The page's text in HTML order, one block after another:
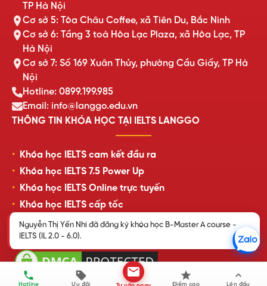
Hotline Ưu đãi Điểm cao Lên đầu
Nguyễn Thị Yến Nhi đã đăng ký khóa học B-Master A course -
IELTS (IL 2.0 - 6.0).
TP Hà Nội
Cơ sở 5: Tòa Châu Coffee, xã Tiên Du, Bắc Ninh
Cơ sở 6: Tầng 3 toà Hòa Lạc Plaza, xã Hòa Lạc, TP
Hà Nội
Cơ sở 7: Số 169 Xuân Thủy, phường Cầu Giấy, TP Hà
Nội
Hotline: 0899.199.985
Email: info@langgo.edu.vn
THÔNG TIN KHÓA HỌC TẠI IELTS LANGGO
Khóa học IELTS cam kết đầu ra
Khóa học IELTS 7.5 Power Up
Khóa học IELTS Online trực tuyến
Khóa học IELTS cấp tốc
Lịch khai giảng lớp học mới nhất
Review của học viên LangGo